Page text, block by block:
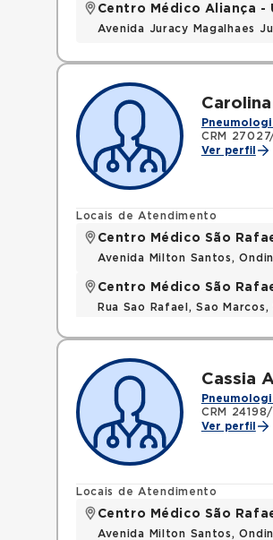
Centro Médico Aliança -
Avenida Juracy Magalhaes
CRM
Ver perfil
Locais de Atendimento
Centro Médico São
Avenida Milton Santos,
Centro Médico São
Rua Sao Rafael, Sao
Cassia
CRM
Ver perfil
Locais de Atendimento
Centro Médico São
Avenida Milton Santos,